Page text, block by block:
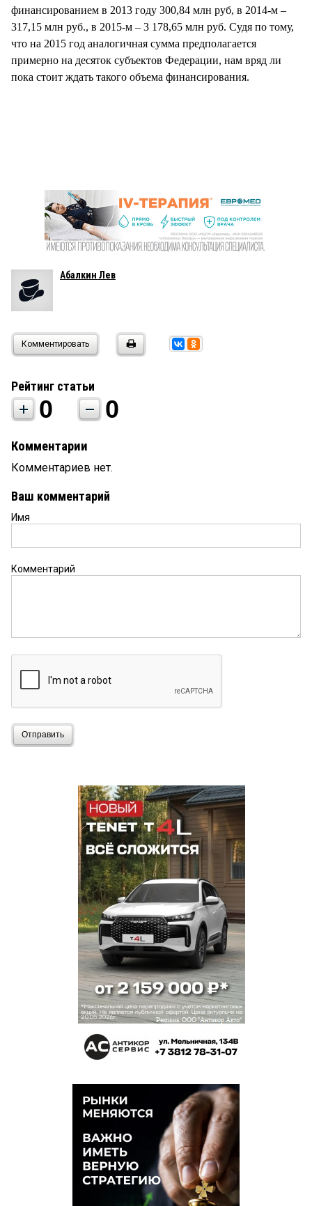
финансированием в 2013 году 300,84 млн руб, в 2014-м –
317,15 млн руб., в 2015-м – 3 178,65 млн руб. Судя по тому,
что на 2015 год аналогичная сумма предполагается
примерно на десяток субъектов Федерации, нам вряд ли
пока стоит ждать такого объема финансирования.
Абалкин Лев
Комментировать
Рейтинг статьи
0 0
Комментарии
Комментариев нет.
Ваш комментарий
Имя
Комментарий
Отправить